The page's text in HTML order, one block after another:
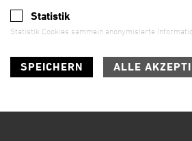
Statistik
Statistik Cookies sammeln anonymisierte
SPEICHERN ALLE